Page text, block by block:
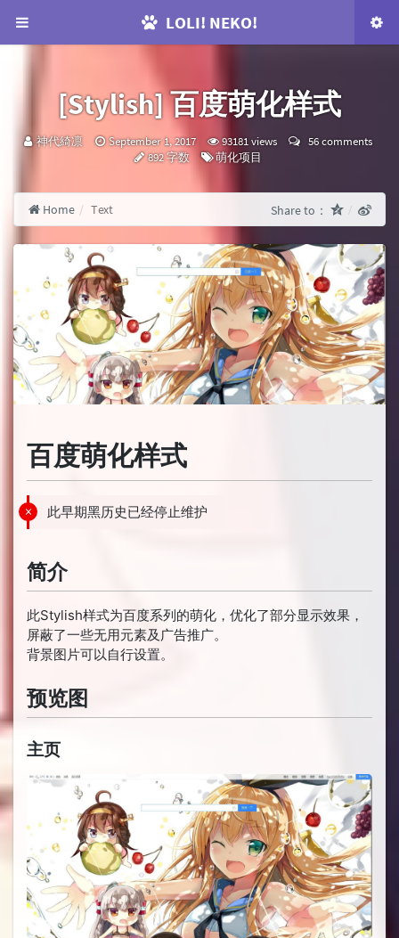
LOLI! NEKO!
[Stylish] 百度萌化样式
咕：
神代綺凛
发
September 1, 2017 93181 views
56 comments
892 字数
Categories：
萌化项目
Home Text Share to：
百度萌化样式
此早期黑历史已经停止维护
简介
此Stylish样式为百度系列的萌化，优化了部分显示效果，
屏蔽了一些无用元素及广告推广。
背景图片可以自行设置。
预览图
主页